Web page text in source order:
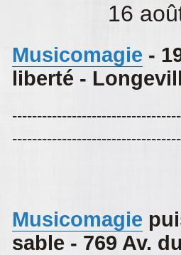
16
Musicomagie -
liberté -
Musicomagie
sable - 769 Av.